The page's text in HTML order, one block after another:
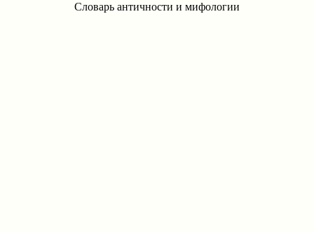
Словарь античности и мифологии